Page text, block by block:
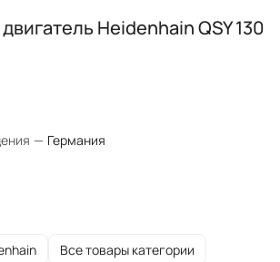
Heidenhain QSY 130
— Германия
Все товары категории